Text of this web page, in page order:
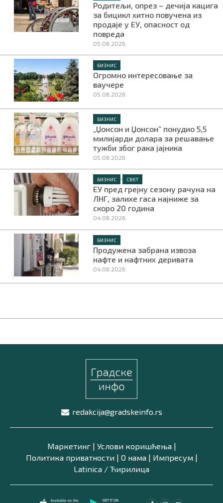
Родитељи, опрез – дечија кацига
за бицикл хитно повучена из
продаје у ЕУ, опасност од
повреда
05.08.2026.
БИЗНИС
Огромно интересовање за
ваучере
05.08.2026.
БИЗНИС
„Џонсон и Џонсон” понудио 5,5
милијарди долара за решавање
тужби због рака јајника
05.08.2026.
БИЗНИС • СВЕТ
ЕУ пред грејну сезону рачуна на
ЛНГ, залихе гаса најниже за
скоро 20 година
04.08.2026.
БИЗНИС
Продужена забрана извоза
нафте и нафтних деривата
04.08.2026.
redakcija@gradskeinfo.rs
Маркетинг| Услови коришћења|
Политика приватности| О нама| Импресум|
Latinica / Ћирилица